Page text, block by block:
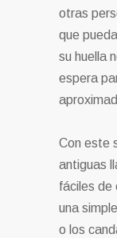
otras
que
su huella
espera
Con este
antiguas
fáciles de
una
o los